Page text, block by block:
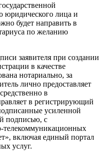
юридического лица и
будет направить в
по желанию
заявителя при создании
в качестве
нотариально, за
лично предоставляет
в
в регистрирующий
усиленной
подписью, с
телекоммуникационных
включая единый портал
услуг.